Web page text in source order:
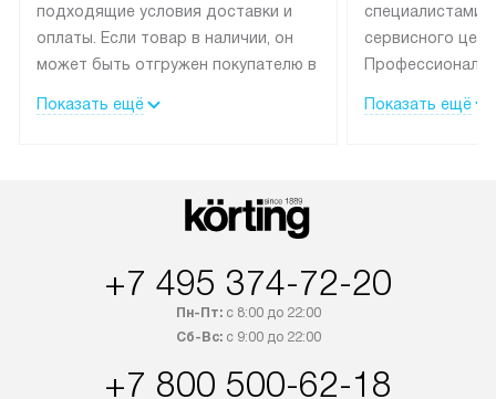
подходящие условия доставки и
оплаты. Если товар в наличии, он
может быть отгружен покупателю в
оплачивается дополнительно.
Показать ещё
специалистами
сервисного
эксплуатации
Показать ещё
+7 495 374-72-20
Пн-Пт:с 8:00 до 22:00
Сб-Вс:с 9:00 до 22:00
+7 800 500-62-18